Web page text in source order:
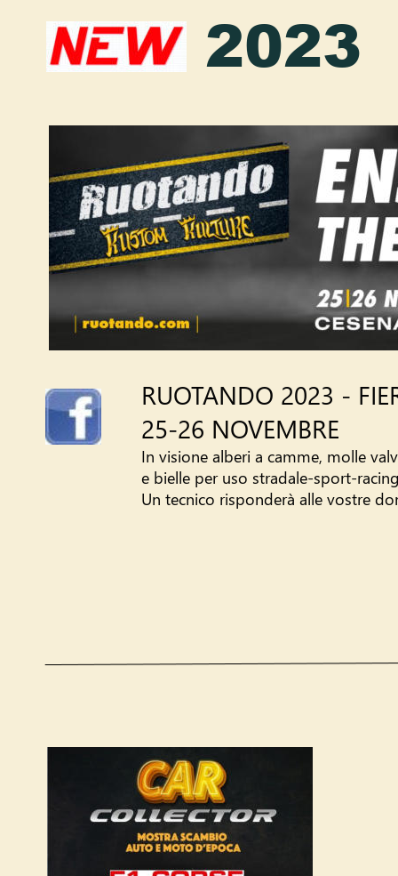
2023
RUOTANDO 2023 -
25-26 NOVEMBRE
In visione alberi a camme, molle
e bielle per uso stradale-sport-
Un tecnico risponderà alle vostre